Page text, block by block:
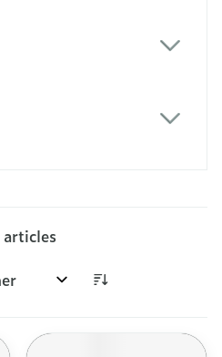
articles